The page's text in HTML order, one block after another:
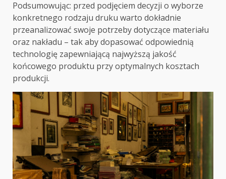
Podsumowując: przed podjęciem decyzji o wyborze
konkretnego rodzaju druku warto dokładnie
przeanalizować swoje potrzeby dotyczące materiału
oraz nakładu – tak aby dopasować odpowiednią
technologię zapewniającą najwyższą jakość
końcowego produktu przy optymalnych kosztach
produkcji.